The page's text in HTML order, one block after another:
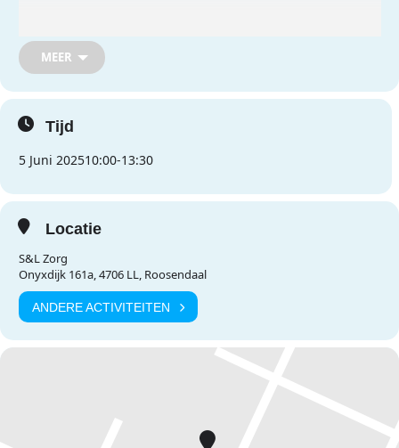
MEER
Tijd
5 Juni 202510:00-13:30
Locatie
S&L Zorg
Onyxdijk 161a, 4706 LL, Roosendaal
ANDERE ACTIVITEITEN